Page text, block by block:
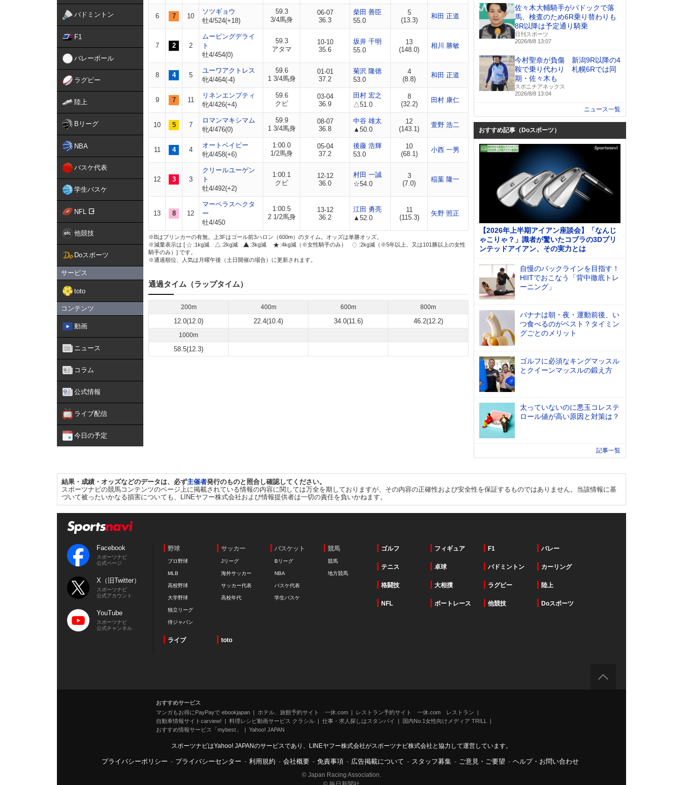
バドミントン
F1
バレーボール
ラグビー
陸上
Bリーグ
NBA
バスケ代表
学生バスケ
NFL
他競技
Doスポーツ
サービス
toto
コンテンツ
動画
ニュース
コラム
公式情報
ライブ配信
今日の予定
6 7 10
ソツギョウ
牡4/524(+18)
59.3
3/4馬身
06-07
36.3
柴田 善臣
55.0
5
(13.3)
和田 正道
7 2 2
ムービングデライ
ト
牡4/454(0)
59.3
アタマ
10-10
35.6
坂井 千明
55.0
13
(148.0)
相川 勝敏
8 4 5
ユーワアクトレス
牝4/464(-4)
59.6
1 3/4馬身
01-01
37.2
菊沢 隆徳
53.0
4
(8.8)
和田 正道
9 7 11
リネンエンプティ
牝4/426(+4)
59.6
クビ
03-04
36.9
田村 宏之
△51.0
8
(32.2)
田村 康仁
10 5 7
ロマンマキシマム
牝4/476(0)
59.9
1 3/4馬身
08-07
36.8
中谷 雄太
▲50.0
12
(143.1)
萱野 浩二
11 4 4
オートベイビー
牝4/458(+6)
1:00.0
1/2馬身
05-04
37.2
後藤 浩輝
53.0
10
(68.1)
小西 一男
12 3 3
クリールユーゲン
ト
牡4/492(+2)
1:00.1
クビ
12-12
36.0
村田 一誠
☆54.0
3
(7.0)
稲葉 隆一
13 8 12
マーベラスヘクタ
ー
牡4/450
1:00.5
2 1/2馬身
13-12
36.2
江田 勇亮
▲52.0
11
(115.3)
矢野 照正
※Bはブリンカーの有無。上3Fはゴール前3ハロン（600m）のタイム。オッズは単勝オッズ。
※減量表示は [
:1kg減 :2kg減 :3kg減 :4kg減（※女性騎手のみ）
:2kg減（※5年以上、又は101勝以上の女性
騎手のみ）] です。
※通過順位、人気は月曜午後（土日開催の場合）に更新されます。
通過タイム（ラップタイム）
200m 400m 600m 800m
12.0(12.0) 22.4(10.4) 34.0(11.6) 46.2(12.2)
1000m
58.5(12.3)
佐々木大輔騎手がパドックで落
馬、検査のため6R乗り替わりも
8R以降は予定通り騎乗
日刊スポーツ
2026/8/8 13:07
今村聖奈が負傷 新潟9R以降の4
鞍で乗り代わり 札幌6Rでは同
期・佐々木も
スポニチアネックス
2026/8/8 13:04
ニュース一覧
おすすめ記事（Doスポーツ）
【2026年上半期アイアン座談会】「なんじ
ゃこりゃ？」識者が驚いたコブラの3Dプリ
ンテッドアイアン、その実力とは
自慢のバックラインを目指す！
HIITでおこなう「背中徹底トレ
ーニング」
バナナは朝・夜・運動前後、い
つ食べるのがベスト？タイミン
グごとのメリット
ゴルフに必須なキングマッスル
とクイーンマッスルの鍛え方
太っていないのに悪玉コレステ
ロール値が高い原因と対策は？
記事一覧
結果・成績・オッズなどのデータは、必ず主催者発行のものと照合し確認してください。
スポーツナビの競馬コンテンツのページ上に掲載されている情報の内容に関しては万全を期しておりますが、その内容の正確性および安全性を保証するものではありません。当該情報に基
づいて被ったいかなる損害についても、LINEヤフー株式会社および情報提供者は一切の責任を負いかねます。
Facebook
スポーツナビ
公式ページ
X（旧Twitter）
スポーツナビ
公式アカウント
YouTube
スポーツナビ
公式チャンネル
野球
プロ野球
MLB
高校野球
大学野球
独立リーグ
侍ジャパン
サッカー
Jリーグ
海外サッカー
サッカー代表
高校年代
バスケット
Bリーグ
NBA
バスケ代表
学生バスケ
競馬
競馬
地方競馬
ゴルフ フィギュア F1 バレー
テニス 卓球 バドミントン カーリング
格闘技 大相撲 ラグビー 陸上
NFL ボートレース 他競技 Doスポーツ
ライブ toto
おすすめサービス
マンガもお得にPayPayで ebookjapan
ホテル、旅館予約サイト 一休.com
レストラン予約サイト 一休.com レストラン
自動車情報サイトcarview!
料理レシピ動画サービス クラシル 仕事・求人探しはスタンバイ
国内No.1女性向けメディア TRILL
おすすめ情報サービス「mybest」
Yahoo! JAPAN
スポーツナビはYahoo! JAPANのサービスであり、LINEヤフー株式会社がスポーツナビ株式会社と協力して運営しています。
プライバシーポリシー - プライバシーセンター - 利用規約 - 会社概要 - 免責事項 - 広告掲載について - スタッフ募集 - ご意見・ご要望 - ヘルプ・お問い合わせ
© Japan Racing Association.